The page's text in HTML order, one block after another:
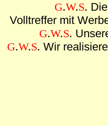
G.W.S.
Volltreffer mit
G.W.S.
G.W.S. Wir